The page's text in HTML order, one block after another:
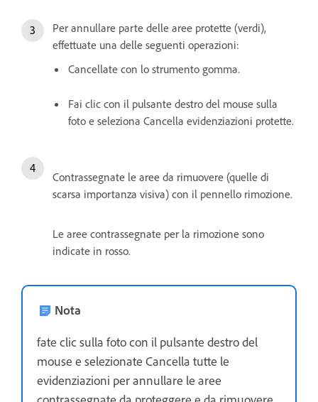
Per annullare parte delle aree protette (verdi),
effettuate una delle seguenti operazioni:
Cancellate con lo strumento gomma.
Fai clic con il pulsante destro del mouse sulla
foto e seleziona Cancella evidenziazioni protette.
Contrassegnate le aree da rimuovere (quelle di
scarsa importanza visiva) con il pennello rimozione.
Le aree contrassegnate per la rimozione sono
indicate in rosso.
Nota
fate clic sulla foto con il pulsante destro del
mouse e selezionate Cancella tutte le
evidenziazioni per annullare le aree